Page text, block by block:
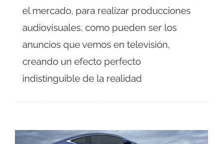
el mercado, para realizar producciones
audiovisuales, como pueden ser los
anuncios que vemos en televisión,
creando un efecto perfecto
indistinguible de la realidad